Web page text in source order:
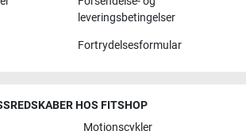
leveringsbetingelser
Fortrydelsesformular
HOS FITSHOP
Motionscykler